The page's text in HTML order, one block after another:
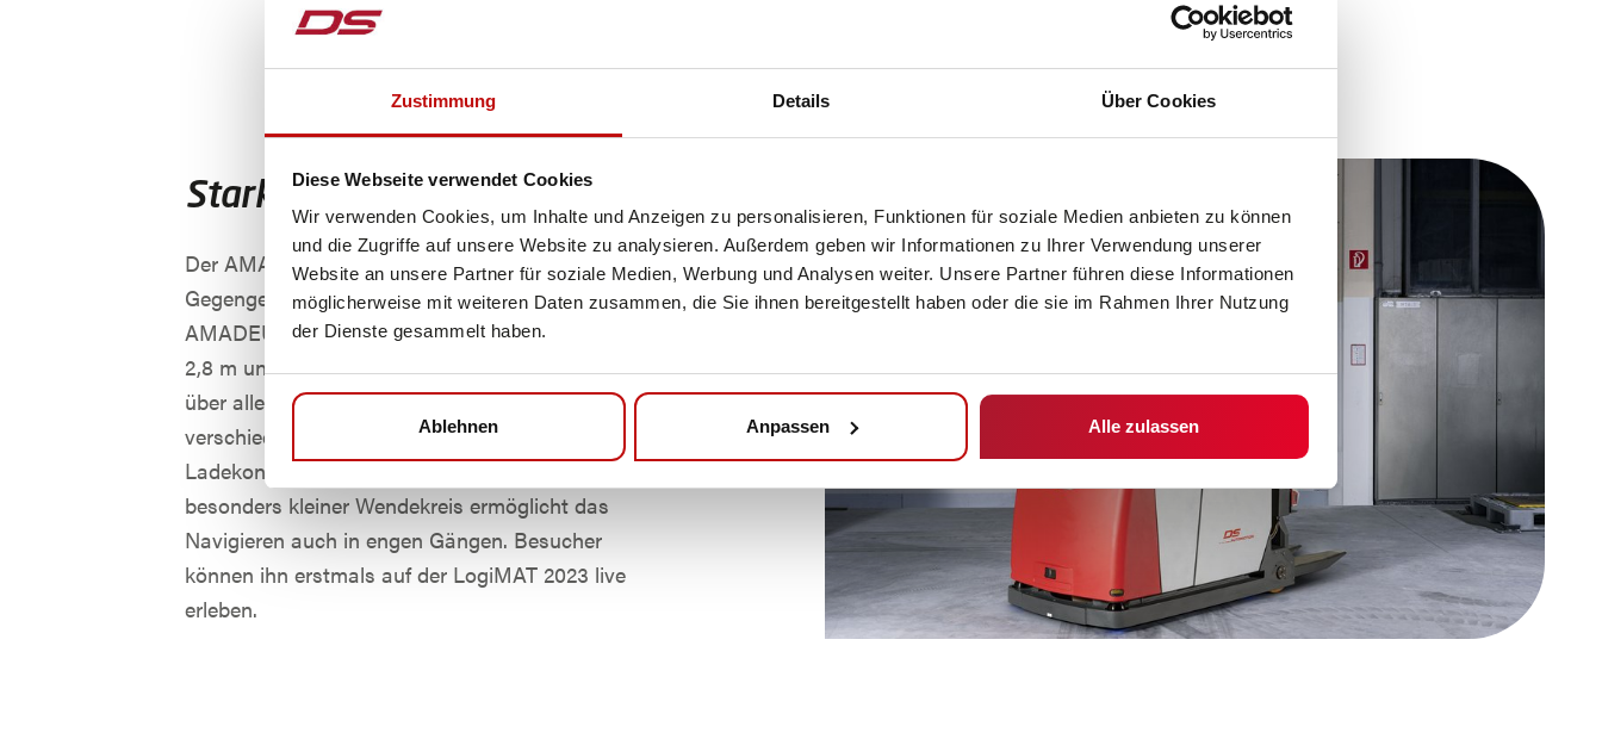
Zustimmung Details Über Cookies
Diese Webseite verwendet Cookies
Wir verwenden Cookies, um Inhalte und Anzeigen zu personalisieren, Funktionen für soziale Medien anbieten zu können
und die Zugriffe auf unsere Website zu analysieren. Außerdem geben wir Informationen zu Ihrer Verwendung unserer
Website an unsere Partner für soziale Medien, Werbung und Analysen weiter. Unsere Partner führen diese Informationen
möglicherweise mit weiteren Daten zusammen, die Sie ihnen bereitgestellt haben oder die sie im Rahmen Ihrer Nutzung
der Dienste gesammelt haben.
Ablehnen Anpassen Alle zulassen
Starke Mittelklasse
Der AMADEUS counter, ein fahrerloser
Gegengewichtsstapler aus der etablierten
AMADEUS-Familie mit einer Hubhöhe von bis zu
2,8 m und einer Tragfähigkeit von 1,2 t, verfügt
über alle Navigationsfähigkeiten und kann mit
verschiedenen Akku-Technologien und
Ladekonzepten betrieben werden. Sein
besonders kleiner Wendekreis ermöglicht das
Navigieren auch in engen Gängen. Besucher
können ihn erstmals auf der LogiMAT 2023 live
erleben.